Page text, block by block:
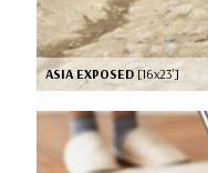
ASIA EXPOSED [16x23’]